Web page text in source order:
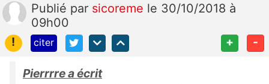
Publié par sicoreme le 30/10/2018 à
09h00
!
citer + -
Pierrrre a écrit